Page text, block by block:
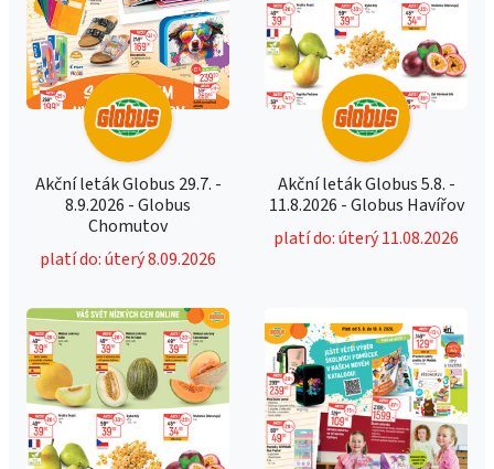
Akční leták Globus 29.7. -
8.9.2026 - Globus
Chomutov
platí do: úterý 8.09.2026
Akční leták Globus 5.8. -
11.8.2026 - Globus Havířov
platí do: úterý 11.08.2026